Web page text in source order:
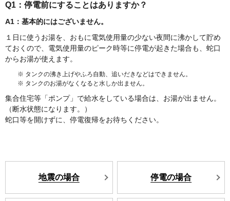
Q1：停電前にすることはありますか？
A1：基本的にはございません。
１日に使うお湯を、おもに電気使用量の少ない夜間に沸かして貯め
ておくので、電気使用量のピーク時等に停電が起きた場合も、 蛇口
からお湯が使えます。
※ タンクの沸き上げやふろ自動、追いだきなどはできません。
※ タンクのお湯がなくなると水しか出ません。
集合住宅等「ポンプ」で給水をしている場合は、お湯が出ません。
（断水状態になります。）
蛇口等を開けずに、停電復帰をお待ちください。
地震の場合 停電の場合